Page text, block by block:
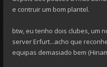
e contruir um bom plantel.
btw, eu tenho dois clubes, um
server Erfurt...acho que
equipas demasiado bem